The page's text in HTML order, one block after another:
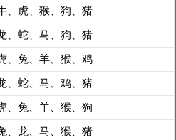
、虎、猴、狗、猪
、蛇、马、狗、猪
、兔、羊、猴、鸡
、蛇、马、鸡、猪
、兔、羊、猴、狗
、龙、马、猴、猪